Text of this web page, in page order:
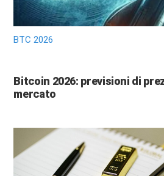
BTC 2026
Bitcoin 2026: previsioni di
mercato